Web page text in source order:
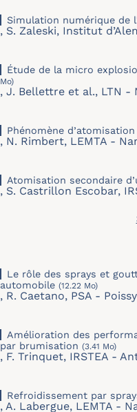
Simulation numérique de
, S. Zaleski, Institut
Étude de la micro
Mo)
, J. Bellettre et al., LTN -
Phénomène
, N. Rimbert, LEMTA -
Atomisation secondaire
, S. Castrillon Escobar,
Le rôle des sprays et
automobile (12.22 Mo)
, R. Caetano, PSA - Poissy
Amélioration des
par brumisation (3.41 Mo)
, F. Trinquet, IRSTEA -
Refroidissement par
, A. Labergue, LEMTA -